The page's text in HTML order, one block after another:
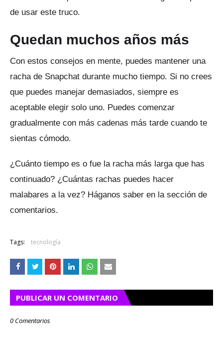
de usar este truco.
Quedan muchos años más
Con estos consejos en mente, puedes mantener una
racha de Snapchat durante mucho tiempo. Si no crees
que puedes manejar demasiados, siempre es
aceptable elegir solo uno. Puedes comenzar
gradualmente con más cadenas más tarde cuando te
sientas cómodo.
¿Cuánto tiempo es o fue la racha más larga que has
continuado? ¿Cuántas rachas puedes hacer
malabares a la vez? Háganos saber en la sección de
comentarios.
Tags: tecnología
PUBLICAR UN COMENTARIO
0 Comentarios